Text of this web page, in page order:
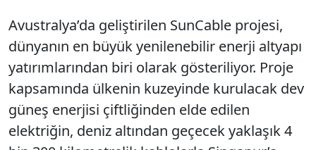
Avustralya’da geliştirilen SunCable projesi,
dünyanın en büyük yenilenebilir enerji altyapı
yatırımlarından biri olarak gösteriliyor. Proje
kapsamında ülkenin kuzeyinde kurulacak dev
güneş enerjisi çiftliğinden elde edilen
elektriğin, deniz altından geçecek yaklaşık 4